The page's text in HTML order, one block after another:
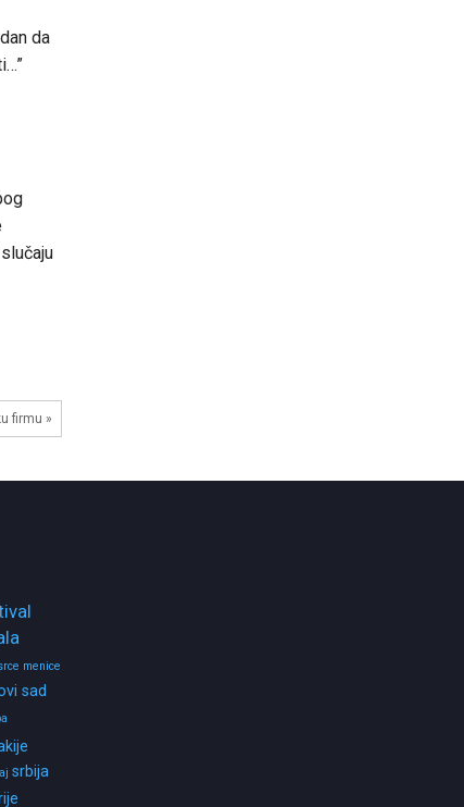
da
firmu »
menice
sad
srbija